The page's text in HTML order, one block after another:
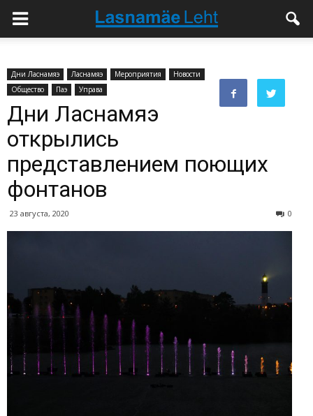
Дни Ласнамяэ Ласнамяэ Мероприятия
Новости
Общество
Паэ Управа
Дни Ласнамяэ
открылись
представлением поющих
фонтанов
23 августа, 2020 0